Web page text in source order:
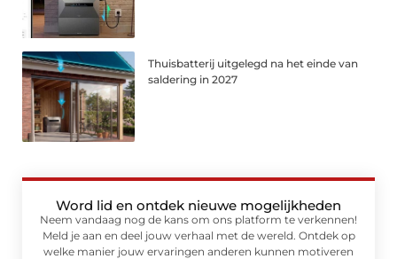
Thuisbatterij uitgelegd na het einde van
saldering in 2027
Word lid en ontdek nieuwe mogelijkheden
Neem vandaag nog de kans om ons platform te verkennen!
Meld je aan en deel jouw verhaal met de wereld. Ontdek op
welke manier jouw ervaringen anderen kunnen motiveren